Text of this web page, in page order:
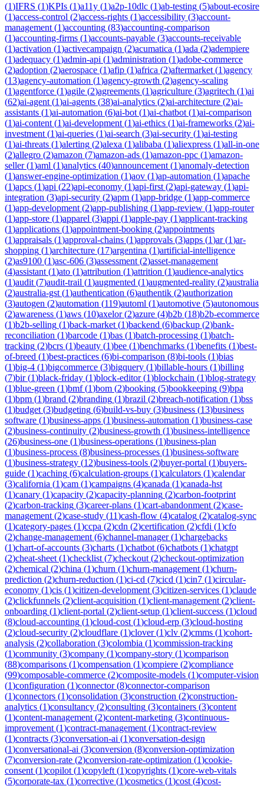
(1)IFRS (1)KPIs (1)a11y (1)a2p-10dlc (1)ab-testing (5)about-ecosire
(1)access-control (2)access-rights (1)accessibility (3)account-
management (1)accounting (83)accounting-comparison
(1)accounting-firms (1)accounts-payable (3)accounts-receivable
(1)activation (1)activecampaign (2)acumatica (1)ada (2)adempiere
(1)adequacy (1)admin-api (1)administration (1)adobe-commerce
(2)adoption (2)aerospace (1)afip (1)africa (2)aftermarket (1)agency
(13)agency-automation (1)agency-growth (2)agency-scaling
(1)agentforce (1)agile (2)agreements (1)agriculture (3)agritech (1)ai
(62)ai-agent (1)ai-agents (38)ai-analytics (2)ai-architecture (2)ai-
assistants (1)ai-automation (6)ai-bot (1)ai-chatbot (1)ai-comparison
(1)ai-content (1)ai-development (1)ai-ethics (1)ai-frameworks (2)ai-
investment (1)ai-queries (1)ai-search (3)ai-security (1)ai-testing
(1)ai-threats (1)alerting (2)alexa (1)alibaba (1)aliexpress (1)all-in-one
(2)allegro (2)amazon (7)amazon-ads (1)amazon-ppc (1)amazon-
seller(1)aml (1)analytics (40)announcement (1)anomaly-detection
(1)answer-engine-optimization (1)aov (1)ap-automation (1)apache
(1)apcs (1)api (22)api-economy (1)api-first (2)api-gateway (1)api-
integration (3)api-security (2)apm (1)app-bridge (1)app-commerce
(1)app-development (2)app-publishing (1)app-review (1)app-router
(1)app-store (1)apparel (3)appi (1)apple-pay (1)applicant-tracking
(1)applications (1)appointment-booking (2)appointments
(1)appraisals (1)approval-chains (1)approvals (3)apps (1)ar(1)ar-
shopping (1)architecture (17)argentina (1)artificial-intelligence
(2)as9100 (1)asc-606 (3)assessment (2)asset-management
(4)assistant (1)ato (1)attribution (1)attrition (1)audience-analytics
(1)audit (7)audit-trail (1)augmented (1)augmented-reality (2)australia
(2)australia-gst (1)authentication (6)authentik (2)authorization
(3)autogen (2)automation (119)automl (1)automotive (5)autonomous
(2)awareness (1)aws (10)axelor(2)azure (4)b2b (18)b2b-ecommerce
(1)b2b-selling (1)back-market (1)backend (6)backup (2)bank-
reconciliation (1)barcode (1)bas (1)batch-processing (1)batch-
tracking (2)bcrs (1)beauty (1)bee (1)benchmarks (1)benefits (1)best-
of-breed (1)best-practices (6)bi-comparison (8)bi-tools (1)bias
(1)big-4 (1)bigcommerce (3)bigquery (1)billable-hours (1)billing
(7)bir(1)black-friday (1)block-editor(1)blockchain (1)blog-strategy
(1)blue-green (1)bmf(1)bom (2)booking (5)bookkeeping (9)bpa
(1)bpm (1)brand (2)branding (1)brazil (2)breach-notification (1)bss
(1)budget (3)budgeting (6)build-vs-buy (3)business (13)business
software (1)business-apps (1)business-automation (1)business-case
(2)business-continuity (2)business-growth (1)business-intelligence
(26)business-one (1)business-operations (1)business-plan
(1)business-process (8)business-processes (1)business-software
(1)business-strategy (12)business-tools (2)buyer-portal (1)buyers-
guide (1)caching (6)calculation-groups (1)calculators (1)calendar
(3)california (1)cam (1)campaigns (4)canada (1)canada-hst
(1)canary (1)capacity (2)capacity-planning (2)carbon-footprint
(2)carbon-tracking (3)career-plans (1)cart-abandonment (2)case-
management (2)case-study (11)cash-flow (4)catalog (2)catalog-sync
(1)category-pages (1)ccpa (2)cdn (2)certification (2)cfdi (1)cfo
(2)change-management (6)channel-manager(1)chargebacks
(1)chart-of-accounts (3)charts (1)chatbot (6)chatbots (1)chatgpt
(2)cheat-sheet (1)checklist (7)checkout (2)checkout-optimization
(2)chemical (2)china (1)churn (1)churn-management (1)churn-
prediction (2)churn-reduction (1)ci-cd (7)cicd (1)cin7 (1)circular-
economy (1)cis (1)citizen-development (3)citizen-services (1)claude
(2)clickfunnels (2)client-acquisition (1)client-management (2)client-
onboarding (1)client-portal (2)client-setup (1)client-success (1)cloud
(8)cloud-accounting (1)cloud-cost (1)cloud-erp (3)cloud-hosting
(2)cloud-security (2)cloudflare (1)clover(1)clv (2)cmms (1)cohort-
analysis (2)collaboration (3)colombia (1)commission-tracking
(1)community (3)company (1)company-story (1)comparison
(88)comparisons (1)compensation (1)compiere (2)compliance
(99)composable-commerce (2)composite-models (1)computer-vision
(1)configuration (1)connector(8)connector-comparison
(1)connectors (1)consolidation (3)construction (2)construction-
analytics (1)consultancy (2)consulting (3)containers (3)content
(1)content-management (2)content-marketing (3)continuous-
improvement (1)contract-management (1)contract-review
(1)contracts (3)conversation-ai (1)conversation-design
(1)conversational-ai (3)conversion (8)conversion-optimization
(7)conversion-rate (2)conversion-rate-optimization (1)cookie-
consent (1)copilot (1)copyleft (1)copyrights (1)core-web-vitals
(5)corporate-tax (1)corrective (1)cosmetics (1)cost (4)cost-